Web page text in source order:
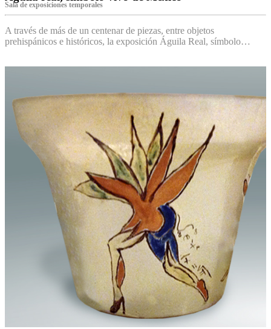
Sala de exposiciones temporales
A través de más de un centenar de piezas, entre objetos
prehispánicos e históricos, la exposición Águila Real, símbolo…